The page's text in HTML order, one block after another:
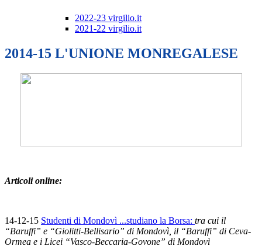
2022-23 virgilio.it
2021-22 virgilio.it
2014-15 L'UNIONE MONREGALESE
Articoli online:
14-12-15 Studenti di Mondovì ...studiano la Borsa: tra cui il
“Baruffi” e “Giolitti-Bellisario” di Mondovì, il “Baruffi” di Ceva-
Ormea e i Licei “Vasco-Beccaria-Govone” di Mondovì